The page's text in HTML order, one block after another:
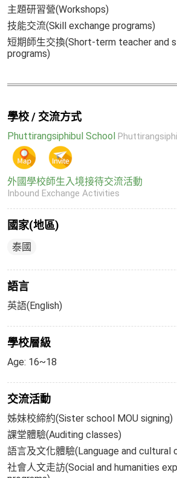
主題研習營(Workshops)
技能交流(Skill exchange programs)
短期師生交換(Short-term teacher and
programs)
學校 / 交流方式
Phuttirangsiphibul School
外國學校師生入境接待交流活動
Inbound Exchange Activities
國家(地區)
泰國
語言
英語(English)
學校層級
Age: 16~18
交流活動
姊妹校締約(Sister school MOU signing)
課堂體驗(Auditing classes)
語言及文化體驗(Language and cultural
社會人文走訪(Social and humanities